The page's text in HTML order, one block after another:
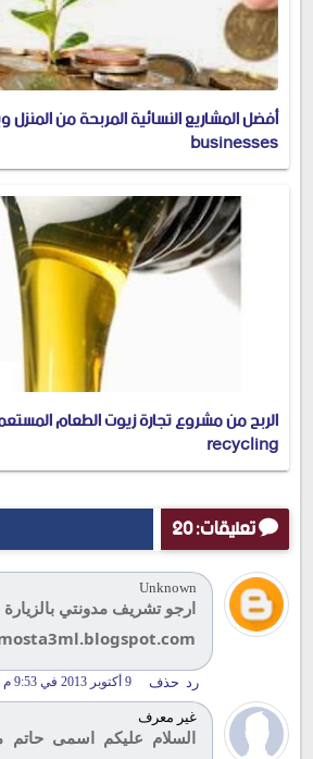
businesses
recycling
تعليقات: 20
Unknown
9 أكتوبر 2013 في 9:53 م
ارجو تشريف مدونتي
رد حذف
غير معرف
السلام عليكم اسمى